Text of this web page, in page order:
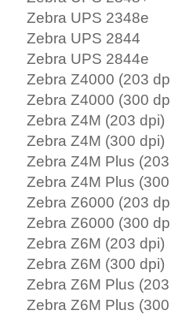
Zebra UPS 2348e
Zebra UPS 2844
Zebra UPS 2844e
Zebra Z4000 (203
Zebra Z4000 (300
Zebra Z4M (203 dpi)
Zebra Z4M (300 dpi)
Zebra Z4M Plus
Zebra Z4M Plus
Zebra Z6000 (203
Zebra Z6000 (300
Zebra Z6M (203 dpi)
Zebra Z6M (300 dpi)
Zebra Z6M Plus
Zebra Z6M Plus